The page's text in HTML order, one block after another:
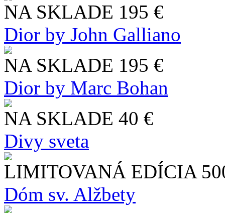
NA SKLADE 195 €
Dior by John Galliano
NA SKLADE 195 €
Dior by Marc Bohan
NA SKLADE 40 €
Divy sveta
LIMITOVANÁ EDÍCIA
Dóm sv. Alžbety